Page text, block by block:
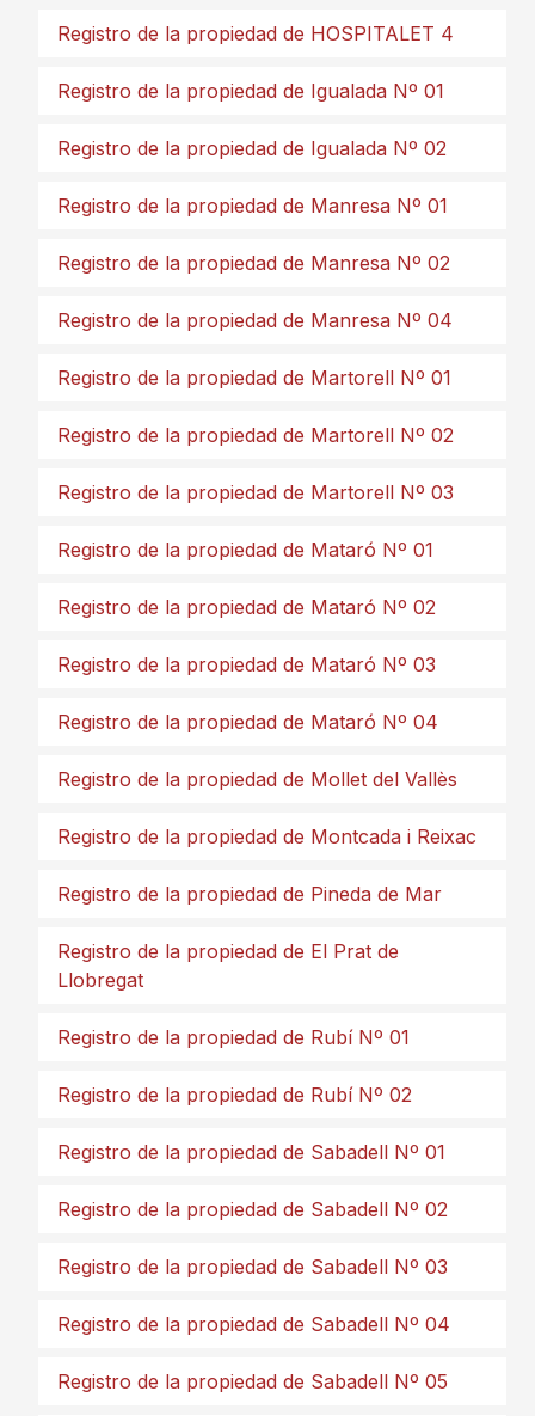
Registro de la propiedad de HOSPITALET 4
Registro de la propiedad de Igualada Nº 01
Registro de la propiedad de Igualada Nº 02
Registro de la propiedad de Manresa Nº 01
Registro de la propiedad de Manresa Nº 02
Registro de la propiedad de Manresa Nº 04
Registro de la propiedad de Martorell Nº 01
Registro de la propiedad de Martorell Nº 02
Registro de la propiedad de Martorell Nº 03
Registro de la propiedad de Mataró Nº 01
Registro de la propiedad de Mataró Nº 02
Registro de la propiedad de Mataró Nº 03
Registro de la propiedad de Mataró Nº 04
Registro de la propiedad de Mollet del Vallès
Registro de la propiedad de Montcada i Reixac
Registro de la propiedad de Pineda de Mar
Registro de la propiedad de El Prat de
Llobregat
Registro de la propiedad de Rubí Nº 01
Registro de la propiedad de Rubí Nº 02
Registro de la propiedad de Sabadell Nº 01
Registro de la propiedad de Sabadell Nº 02
Registro de la propiedad de Sabadell Nº 03
Registro de la propiedad de Sabadell Nº 04
Registro de la propiedad de Sabadell Nº 05